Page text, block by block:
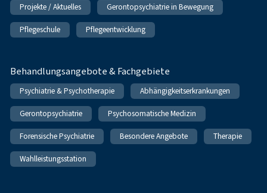
Projekte / Aktuelles Gerontopsychiatrie in Bewegung
Pflegeschule Pflegeentwicklung
Behandlungsangebote & Fachgebiete
Psychiatrie & Psychotherapie Abhängigkeitserkrankungen
Gerontopsychiatrie Psychosomatische Medizin
Forensische Psychiatrie Besondere Angebote Therapie
Wahlleistungsstation